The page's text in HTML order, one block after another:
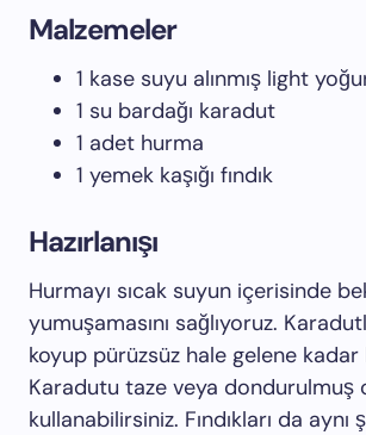
Malzemeler
1 kase suyu alınmış light
1 su bardağı karadut
1 adet hurma
1 yemek kaşığı fındık
Hazırlanışı
Hurmayı sıcak suyun içerisinde
yumuşamasını sağlıyoruz.
koyup pürüzsüz hale gelene
Karadutu taze veya dondurulmuş
kullanabilirsiniz. Fındıkları da